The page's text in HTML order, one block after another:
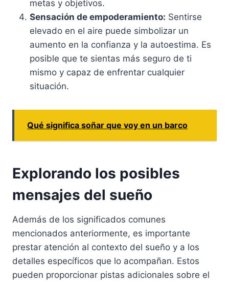
metas y objetivos.
Sensación de empoderamiento: Sentirse
elevado en el aire puede simbolizar un
aumento en la confianza y la autoestima. Es
posible que te sientas más seguro de ti
mismo y capaz de enfrentar cualquier
situación.
Qué significa soñar que voy en un barco
Explorando los posibles
mensajes del sueño
Además de los significados comunes
mencionados anteriormente, es importante
prestar atención al contexto del sueño y a los
detalles específicos que lo acompañan. Estos
pueden proporcionar pistas adicionales sobre el